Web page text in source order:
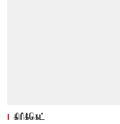
கிரிக்கெட்